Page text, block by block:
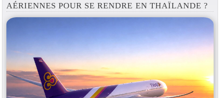
AÉRIENNES POUR SE RENDRE EN THAÏLANDE ?